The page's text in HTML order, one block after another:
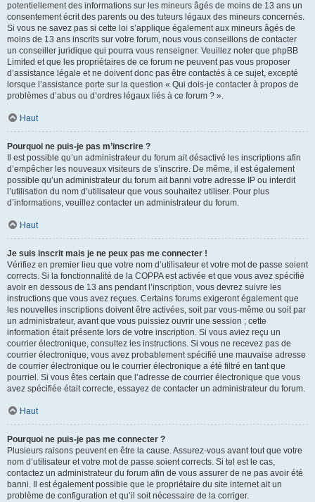
potentiellement des informations sur les mineurs âgés de moins de 13 ans un
consentement écrit des parents ou des tuteurs légaux des mineurs concernés.
Si vous ne savez pas si cette loi s’applique également aux mineurs âgés de
moins de 13 ans inscrits sur votre forum, nous vous conseillons de contacter
un conseiller juridique qui pourra vous renseigner. Veuillez noter que phpBB
Limited et que les propriétaires de ce forum ne peuvent pas vous proposer
d’assistance légale et ne doivent donc pas être contactés à ce sujet, excepté
lorsque l’assistance porte sur la question « Qui dois-je contacter à propos de
problèmes d’abus ou d’ordres légaux liés à ce forum ? ».
Haut
Pourquoi ne puis-je pas m’inscrire ?
Il est possible qu’un administrateur du forum ait désactivé les inscriptions afin
d’empêcher les nouveaux visiteurs de s’inscrire. De même, il est également
possible qu’un administrateur du forum ait banni votre adresse IP ou interdit
l’utilisation du nom d’utilisateur que vous souhaitez utiliser. Pour plus
d’informations, veuillez contacter un administrateur du forum.
Haut
Je suis inscrit mais je ne peux pas me connecter !
Vérifiez en premier lieu que votre nom d’utilisateur et votre mot de passe soient
corrects. Si la fonctionnalité de la COPPA est activée et que vous avez spécifié
avoir en dessous de 13 ans pendant l’inscription, vous devrez suivre les
instructions que vous avez reçues. Certains forums exigeront également que
les nouvelles inscriptions doivent être activées, soit par vous-même ou soit par
un administrateur, avant que vous puissiez ouvrir une session ; cette
information était présente lors de votre inscription. Si vous aviez reçu un
courrier électronique, consultez les instructions. Si vous ne recevez pas de
courrier électronique, vous avez probablement spécifié une mauvaise adresse
de courrier électronique ou le courrier électronique a été filtré en tant que
pourriel. Si vous êtes certain que l’adresse de courrier électronique que vous
avez spécifiée était correcte, essayez de contacter un administrateur du forum.
Haut
Pourquoi ne puis-je pas me connecter ?
Plusieurs raisons peuvent en être la cause. Assurez-vous avant tout que votre
nom d’utilisateur et votre mot de passe soient corrects. Si tel est le cas,
contactez un administrateur du forum afin de vous assurer de ne pas avoir été
banni. Il est également possible que le propriétaire du site internet ait un
problème de configuration et qu’il soit nécessaire de la corriger.